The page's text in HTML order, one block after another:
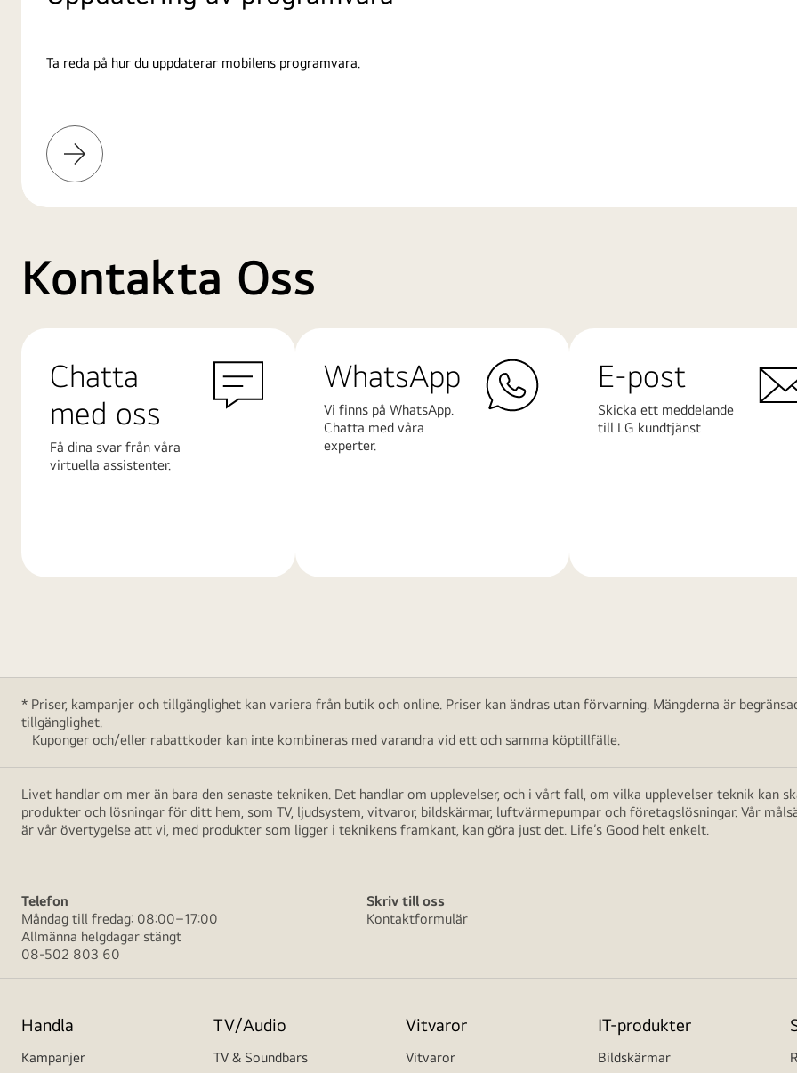
Ta reda på hur du uppdaterar mobilens programvara.
Läs
mer
Kontakta Oss
Chatta
med oss
Få dina svar från våra
virtuella assistenter.
WhatsApp
Vi finns på WhatsApp.
Chatta med våra
experter.
E-post
Skicka ett meddelande
till LG kundtjänst
* Priser, kampanjer och tillgänglighet kan variera från butik och online. Priser kan ändras utan förvarning. Mängderna är
tillgänglighet.
Kuponger och/eller rabattkoder kan inte kombineras med varandra vid ett och samma köptillfälle.
Livet handlar om mer än bara den senaste tekniken. Det handlar om upplevelser, och i vårt fall, om vilka upplevelser teknik kan
produkter och lösningar för ditt hem, som TV, ljudsystem, vitvaror, bildskärmar, luftvärmepumpar och företagslösningar. Vår
är vår övertygelse att vi, med produkter som ligger i teknikens framkant, kan göra just det. Life’s Good helt enkelt.
Telefon
Måndag till fredag: 08:00–17:00
Allmänna helgdagar stängt
08-502 803 60
Skriv till oss
Kontaktformulär
Handla
Kampanjer
TV/Audio
TV & Soundbars
Vitvaror
Vitvaror
IT-produkter
Bildskärmar